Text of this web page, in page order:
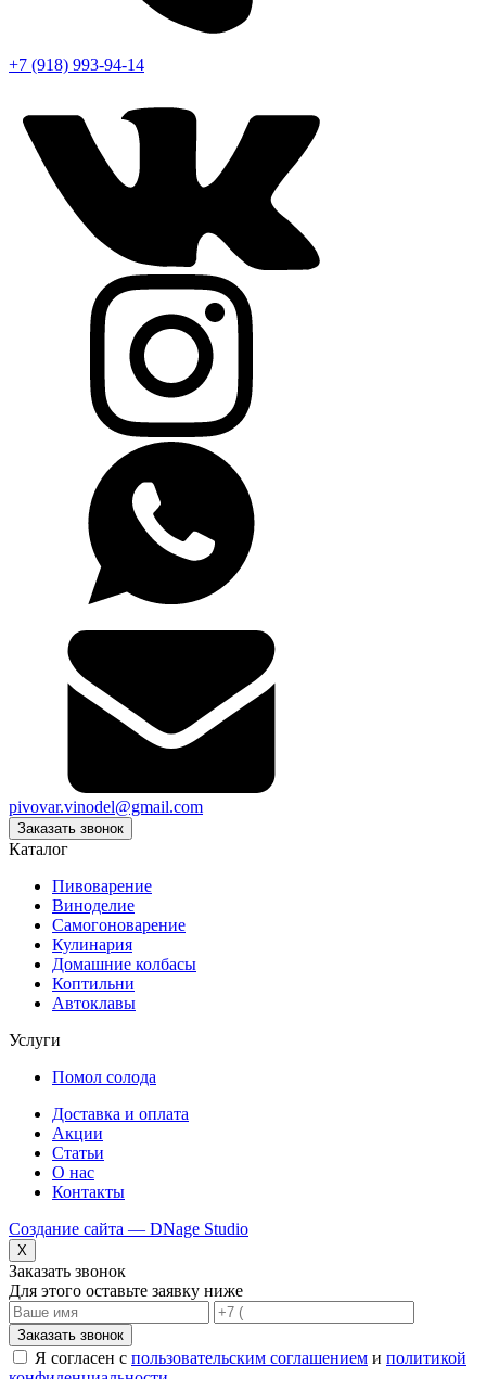
+7 (918) 993-94-14
pivovar.vinodel@gmail.com
Заказать звонок
Каталог
Пивоварение
Виноделие
Самогоноварение
Кулинария
Домашние колбасы
Коптильни
Автоклавы
Услуги
Помол солода
Доставка и оплата
Акции
Статьи
О нас
Контакты
Создание сайта — DNage Studio
X
Заказать звонок
Для этого оставьте заявку ниже
Заказать звонок
Я согласен с пользовательским соглашением и политикой